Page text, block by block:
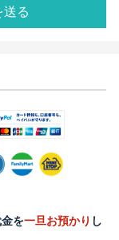
送る
を一旦お預かり し